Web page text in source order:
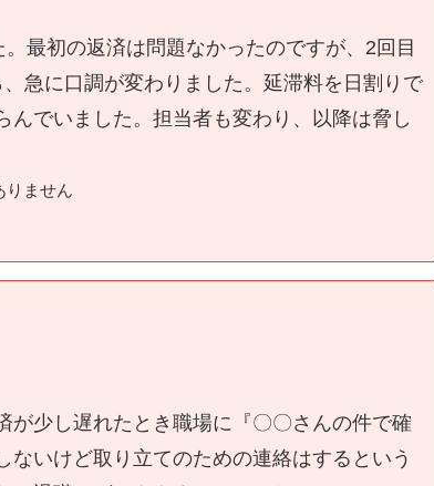
最初の返済は問題なかったのですが、2回目
急に口調が変わりました。延滞料を日割りで
でいました。担当者も変わり、以降は脅し
りません
が少し遅れたとき職場に『〇〇さんの件で確
いけど取り立てのための連絡はするという